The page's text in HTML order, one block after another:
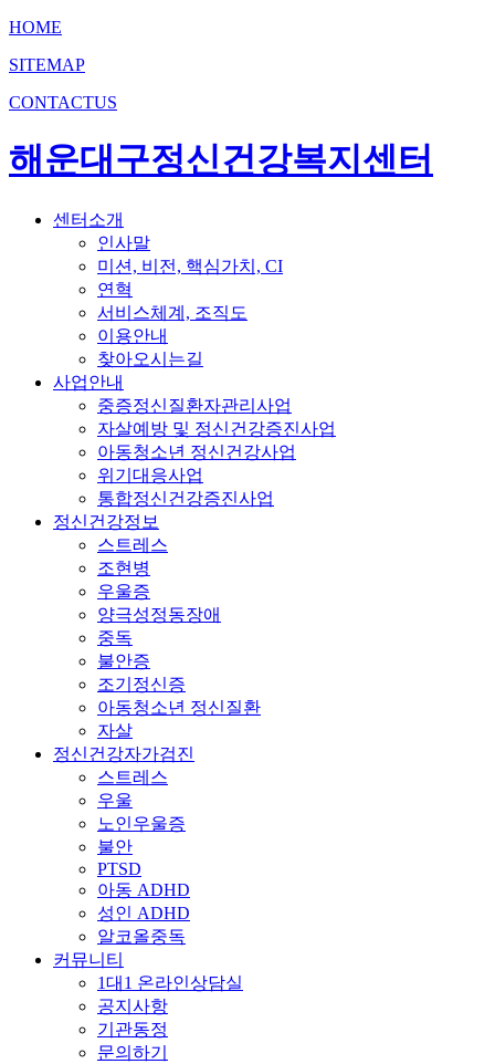
HOME
SITEMAP
CONTACTUS
해운대구정신건강복지센터
센터소개
인사말
미션, 비전, 핵심가치, CI
연혁
서비스체계, 조직도
이용안내
찾아오시는길
사업안내
중증정신질환자관리사업
자살예방 및 정신건강증진사업
아동청소년 정신건강사업
위기대응사업
통합정신건강증진사업
정신건강정보
스트레스
조현병
우울증
양극성정동장애
중독
불안증
조기정신증
아동청소년 정신질환
자살
정신건강자가검진
스트레스
우울
노인우울증
불안
PTSD
아동 ADHD
성인 ADHD
알코올중독
커뮤니티
1대1 온라인상담실
공지사항
기관동정
문의하기